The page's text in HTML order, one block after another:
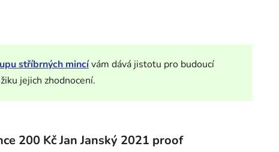
stříbrných mincívám dává jistotu pro budoucí
jejich zhodnocení.
200 Kč Jan Janský 2021 proof